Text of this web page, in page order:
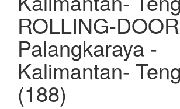
ROLLING-
Palangkaraya -
Kalimantan-
(188)